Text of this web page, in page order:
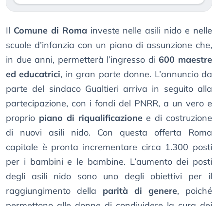
Il Comune di Roma investe nelle asili nido e nelle
scuole d’infanzia con un piano di assunzione che,
in due anni, permetterà l’ingresso di600 maestre
ed educatrici, in gran parte donne. L’annuncio da
parte del sindaco Gualtieri arriva in seguito alla
partecipazione, con i fondi del PNRR, a un vero e
proprio piano di riqualificazionee di costruzione
di nuovi asili nido. Con questa offerta Roma
capitale è pronta incrementare circa 1.300 posti
per i bambini e le bambine. L’aumento dei posti
degli asili nido sono uno degli obiettivi per il
raggiungimento della parità di genere, poiché